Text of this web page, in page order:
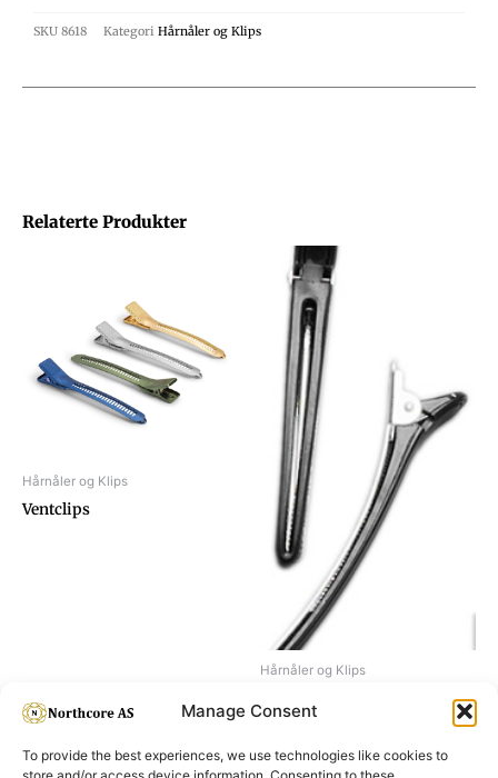
Manage Consent
To provide the best experiences, we use technologies like cookies to
Relaterte Produkter
Hårnåler og Klips
Ventclips
Hårnåler og Klips
SKU 8618 Kategori Hårnåler og Klips